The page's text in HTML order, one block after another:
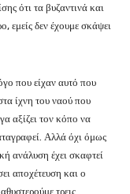
ότι τα βυζαντινά και
εμείς δεν έχουμε σκάψει
που είχαν αυτό που
ίχνη του ναού που
αξίζει τον κόπο να
Αλλά όχι όμως
ανάλυση έχει σκαφτεί
αποχέτευση και ο
τρεις